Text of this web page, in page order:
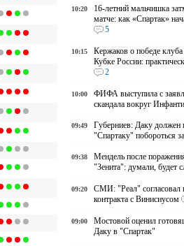
10:20
16-летний мальчишка
матче: как «Спартак»
5
10:15
Кержаков о победе
Кубке России:
2
10:00
ФИФА выступила с
скандала вокруг
09:49
Губерниев: Даку должен
"Спартаку" побороться
09:38
Мендель после
"Зенита": думали, будет
09:20
СМИ: "Реал" согласовал
контракта с Винисиусом
09:00
Мостовой оценил
Даку в "Спартак"